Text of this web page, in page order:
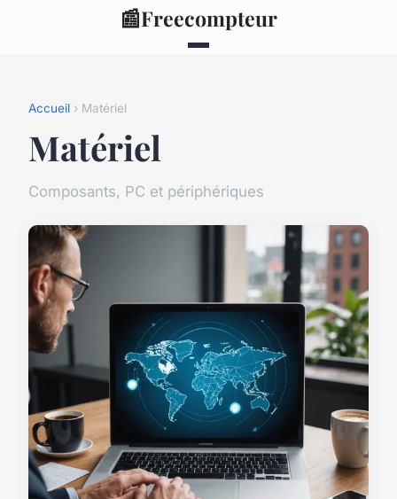
📰Freecompteur
Accueil › Matériel
Matériel
Composants, PC et périphériques